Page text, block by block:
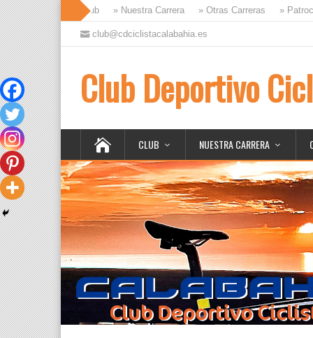
» Club » Nuestra Carrera » Otras Carreras »
club@cdciclistacalabahia.es
Club Deportivo
CLUB NUESTRA CARRERA